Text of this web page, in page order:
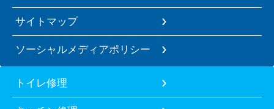
サイトマップ
ソーシャルメディアポリシー
トイレ修理